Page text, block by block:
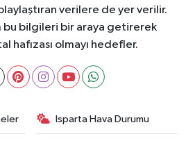
verilere de yer verilir.
bu bilgileri bir araya getirerek
hafızası olmayı hedefler.
Isparta Hava Durumu